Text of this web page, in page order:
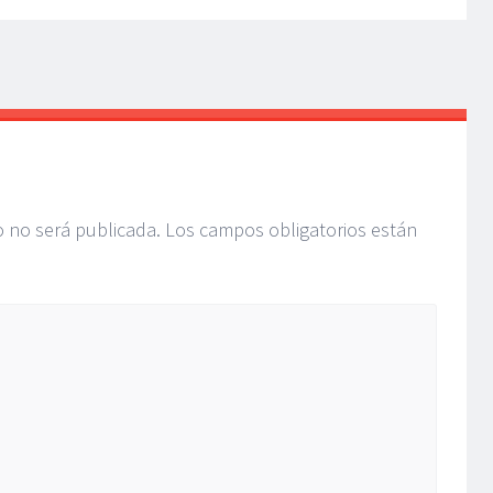
no será publicada. Los campos obligatorios están